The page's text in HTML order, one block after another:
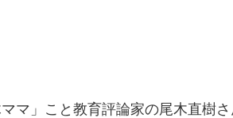
マ」こと教育評論家の尾木直樹